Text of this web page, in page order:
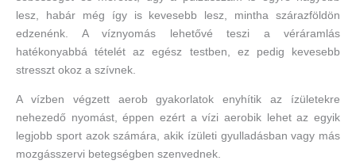
lesz, habár még így is kevesebb lesz, mintha szárazföldön
edzenénk. A víznyomás lehetővé teszi a véráramlás
hatékonyabbá tételét az egész testben, ez pedig kevesebb
stresszt okoz a szívnek.
A vízben végzett aerob gyakorlatok enyhítik az ízületekre
nehezedő nyomást, éppen ezért a vízi aerobik lehet az egyik
legjobb sport azok számára, akik ízületi gyulladásban vagy más
mozgásszervi betegségben szenvednek.